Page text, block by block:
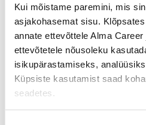
Kui mõistame paremini, mis
asjakohasemat sisu. Klõpsates
annate ettevõttele Alma
ettevõtetele nõusoleku
isikupärastamiseks,
Küpsiste kasutamist saad
seadetes.
2500€
Jaga